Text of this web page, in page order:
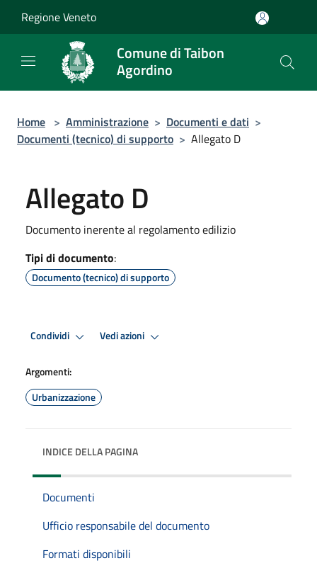
Regione Veneto
Comune di Taibon
Agordino
Home > Amministrazione > Documenti e dati >
Documenti (tecnico) di supporto > Allegato D
Allegato D
Documento inerente al regolamento edilizio
Tipi di documento:
Documento (tecnico) di supporto
Condividi Vedi azioni
Argomenti:
Urbanizzazione
INDICE DELLA PAGINA
Documenti
Ufficio responsabile del documento
Formati disponibili